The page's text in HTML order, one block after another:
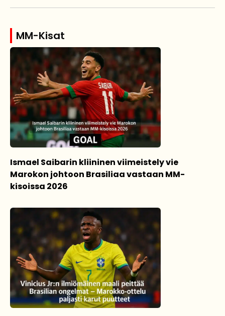
MM-Kisat
Ismael Saibarin kliininen viimeistely vie
Marokon johtoon Brasiliaa vastaan MM-
kisoissa 2026